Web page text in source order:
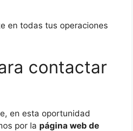
en todas tus operaciones
contactar
en esta oportunidad
por la página web de